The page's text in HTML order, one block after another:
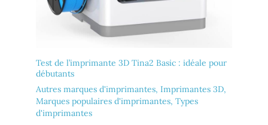
Test de l’imprimante 3D Tina2 Basic : idéale pour
débutants
Autres marques d'imprimantes, Imprimantes 3D,
Marques populaires d'imprimantes, Types
d'imprimantes